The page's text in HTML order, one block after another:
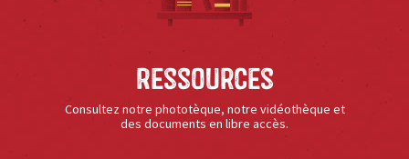
Ressources
Consultez notre phototèque, notre vidéothèque et
des documents en libre accès.